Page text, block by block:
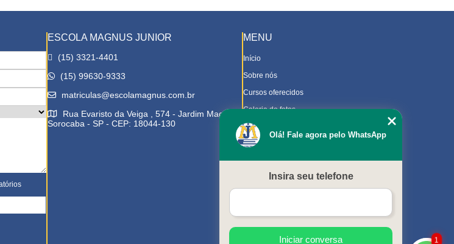
ESCOLA MAGNUS JUNIOR
(15) 3321-4401
(15) 99630-9333
matriculas@escolamagnus.com.br
Rua Evaristo da Veiga , 574 - Jardim Magnolia
Sorocaba - SP - CEP: 18044-130
MENU
Início
Sobre nós
Cursos oferecidos
Galeria de fotos
Contato
Trabalhe Conosco
Downloads
1
Olá! Fale agora pelo WhatsApp
Insira seu telefone
Iniciar conversa